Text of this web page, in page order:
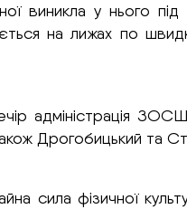
виникла у нього
на лижах по
адміністрація
Дрогобицький та
сила фізичної